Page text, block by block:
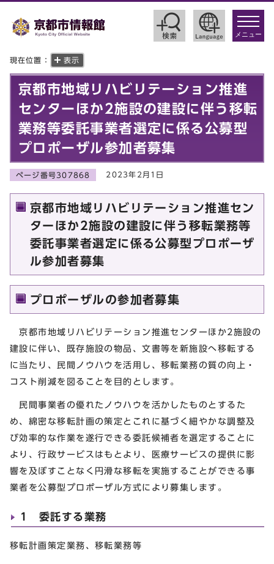
toggle
メニュー
現在位置： 表示
京都市地域リハビリテーション推進
センターほか2施設の建設に伴う移転
業務等委託事業者選定に係る公募型
プロポーザル参加者募集
ページ番号307868 2023年2月1日
京都市地域リハビリテーション推進セン
ターほか2施設の建設に伴う移転業務等
委託事業者選定に係る公募型プロポーザ
ル参加者募集
プロポーザルの参加者募集
京都市地域リハビリテーション推進センターほか2施設の
建設に伴い、既存施設の物品、文書等を新施設へ移転する
に当たり、民間ノウハウを活用し、移転業務の質の向上・
コスト削減を図ることを目的とします。
民間事業者の優れたノウハウを活かしたものとするた
め、綿密な移転計画の策定とこれに基づく細やかな調整及
び効率的な作業を遂行できる委託候補者を選定することに
より、行政サービスはもとより、医療サービスの提供に影
響を及ぼすことなく円滑な移転を実施することができる事
業者を公募型プロポーザル方式により募集します。
1 委託する業務
移転計画策定業務、移転業務等